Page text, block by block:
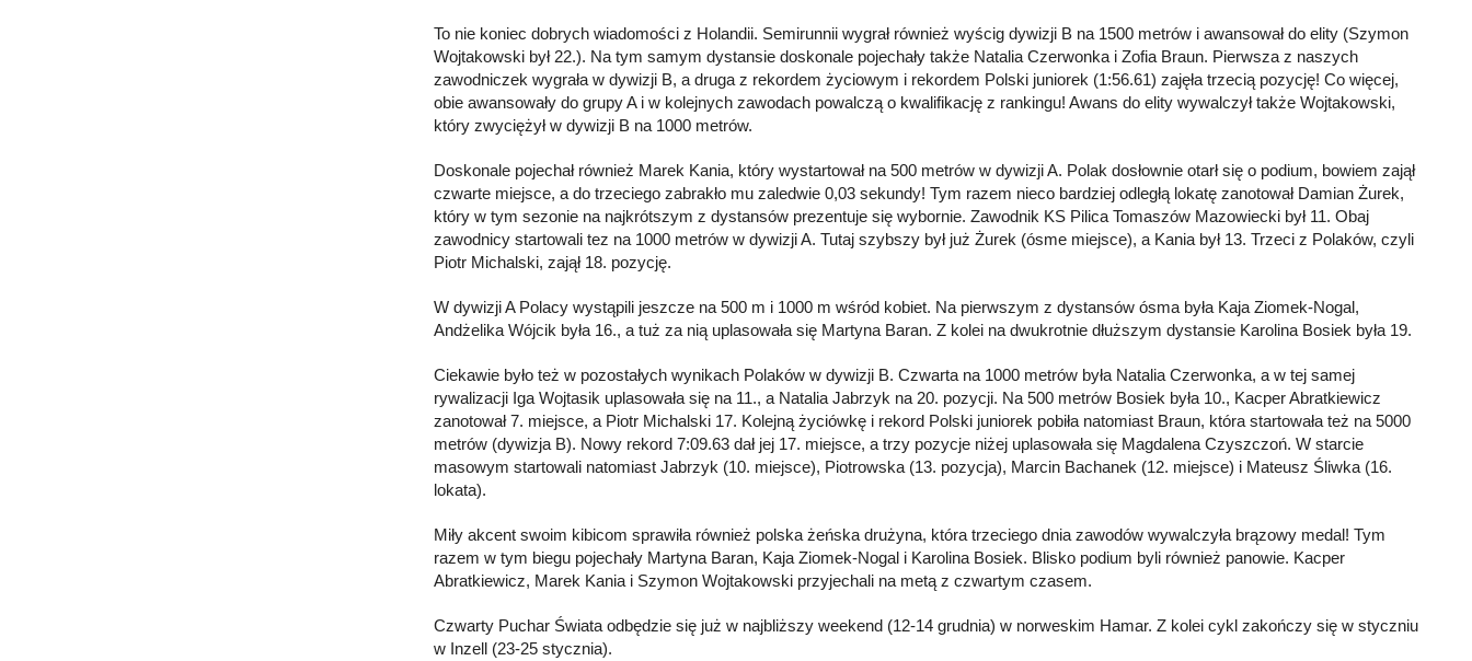
To nie koniec dobrych wiadomości z Holandii. Semirunnii wygrał również wyścig dywizji B na 1500 metrów i awansował do elity (Szymon
Wojtakowski był 22.). Na tym samym dystansie doskonale pojechały także Natalia Czerwonka i Zofia Braun. Pierwsza z naszych
zawodniczek wygrała w dywizji B, a druga z rekordem życiowym i rekordem Polski juniorek (1:56.61) zajęła trzecią pozycję! Co więcej,
obie awansowały do grupy A i w kolejnych zawodach powalczą o kwalifikację z rankingu! Awans do elity wywalczył także Wojtakowski,
który zwyciężył w dywizji B na 1000 metrów.
Doskonale pojechał również Marek Kania, który wystartował na 500 metrów w dywizji A. Polak dosłownie otarł się o podium, bowiem zajął
czwarte miejsce, a do trzeciego zabrakło mu zaledwie 0,03 sekundy! Tym razem nieco bardziej odległą lokatę zanotował Damian Żurek,
który w tym sezonie na najkrótszym z dystansów prezentuje się wybornie. Zawodnik KS Pilica Tomaszów Mazowiecki był 11. Obaj
zawodnicy startowali tez na 1000 metrów w dywizji A. Tutaj szybszy był już Żurek (ósme miejsce), a Kania był 13. Trzeci z Polaków, czyli
Piotr Michalski, zajął 18. pozycję.
W dywizji A Polacy wystąpili jeszcze na 500 m i 1000 m wśród kobiet. Na pierwszym z dystansów ósma była Kaja Ziomek-Nogal,
Andżelika Wójcik była 16., a tuż za nią uplasowała się Martyna Baran. Z kolei na dwukrotnie dłuższym dystansie Karolina Bosiek była 19.
Ciekawie było też w pozostałych wynikach Polaków w dywizji B. Czwarta na 1000 metrów była Natalia Czerwonka, a w tej samej
rywalizacji Iga Wojtasik uplasowała się na 11., a Natalia Jabrzyk na 20. pozycji. Na 500 metrów Bosiek była 10., Kacper Abratkiewicz
zanotował 7. miejsce, a Piotr Michalski 17. Kolejną życiówkę i rekord Polski juniorek pobiła natomiast Braun, która startowała też na 5000
metrów (dywizja B). Nowy rekord 7:09.63 dał jej 17. miejsce, a trzy pozycje niżej uplasowała się Magdalena Czyszczoń. W starcie
masowym startowali natomiast Jabrzyk (10. miejsce), Piotrowska (13. pozycja), Marcin Bachanek (12. miejsce) i Mateusz Śliwka (16.
lokata).
Miły akcent swoim kibicom sprawiła również polska żeńska drużyna, która trzeciego dnia zawodów wywalczyła brązowy medal! Tym
razem w tym biegu pojechały Martyna Baran, Kaja Ziomek-Nogal i Karolina Bosiek. Blisko podium byli również panowie. Kacper
Abratkiewicz, Marek Kania i Szymon Wojtakowski przyjechali na metą z czwartym czasem.
Czwarty Puchar Świata odbędzie się już w najbliższy weekend (12-14 grudnia) w norweskim Hamar. Z kolei cykl zakończy się w styczniu
w Inzell (23-25 stycznia).